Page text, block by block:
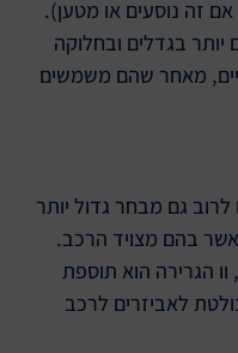
זה נוסעים או מטען).
בגדלים ובחלוקה
מאחר שהם משמשים
גם מבחר גדול יותר
בהם מצויד הרכב.
הגרירה הוא תוספת
לאביזרים לרכב